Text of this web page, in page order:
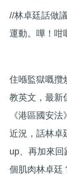
//林卓廷話做
運動。嘩！咁
住喺監獄嘅攬
教英文，最新
《港區國安
近況，話林卓
up、再加來
個肌肉林卓廷